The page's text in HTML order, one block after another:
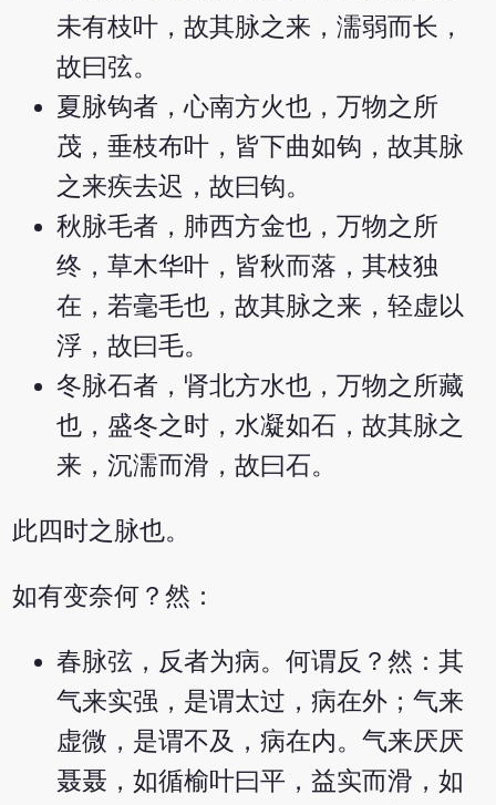
未有枝叶，故其脉之来，濡弱而长，
故曰弦。
夏脉钩者，心南方火也，万物之所
茂，垂枝布叶，皆下曲如钩，故其脉
之来疾去迟，故曰钩。
秋脉毛者，肺西方金也，万物之所
终，草木华叶，皆秋而落，其枝独
在，若毫毛也，故其脉之来，轻虚以
浮，故曰毛。
冬脉石者，肾北方水也，万物之所藏
也，盛冬之时，水凝如石，故其脉之
来，沉濡而滑，故曰石。
此四时之脉也。
如有变奈何？然：
春脉弦，反者为病。何谓反？然：其
气来实强，是谓太过，病在外；气来
虚微，是谓不及，病在内。气来厌厌
聂聂，如循榆叶曰平，益实而滑，如